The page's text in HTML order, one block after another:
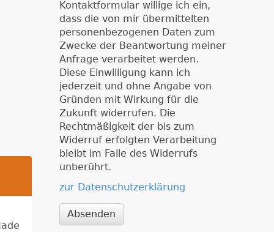
Kontaktformular willige ich ein,
dass die von mir übermittelten
personenbezogenen Daten zum
Zwecke der Beantwortung meiner
Anfrage verarbeitet werden.
Diese Einwilligung kann ich
jederzeit und ohne Angabe von
Gründen mit Wirkung für die
Zukunft widerrufen. Die
Rechtmäßigkeit der bis zum
Widerruf erfolgten Verarbeitung
bleibt im Falle des Widerrufs
unberührt.
zur Datenschutzerklärung
Absenden